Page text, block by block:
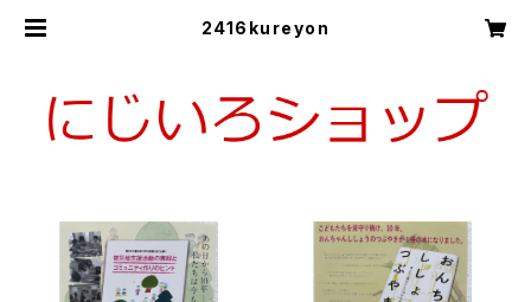
2416kureyon